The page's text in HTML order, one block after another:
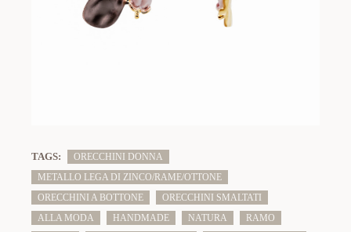
TAGS:
ORECCHINI DONNA
METALLO LEGA DI ZINCO/RAME/OTTONE
ORECCHINI A BOTTONE
ORECCHINI SMALTATI
ALLA MODA
HANDMADE NATURA
RAMO